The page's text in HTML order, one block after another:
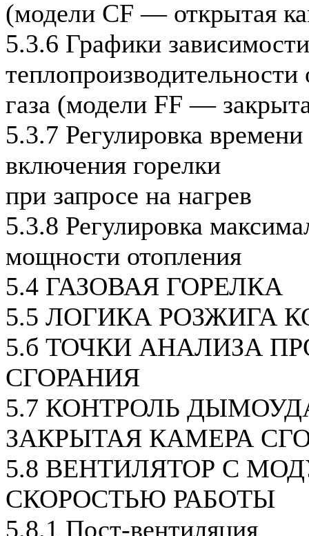
(модели CF — открытая
5.3.6 Графики зависимости
теплопроизводительности
газа (модели FF —
5.3.7 Регулировка
включения горелки
при запросе на нагрев
5.3.8 Регулировка
мощности отопления
5.4 ГАЗОВАЯ ГОРЕЛКА
5.5 ЛОГИКА РОЗЖИГА
5.б ТОЧКИ АНАЛИЗА
СГОРАНИЯ
5.7 КОНТРОЛЬ
ЗАКРЫТАЯ КАМЕРА
5.8 ВЕНТИЛЯТОР С
СКОРОСТЬЮ РАБОТЫ
5.8.1 Пост-вентиляция